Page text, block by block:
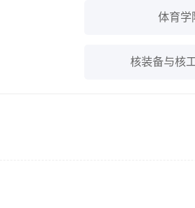
体育学
核装备与核